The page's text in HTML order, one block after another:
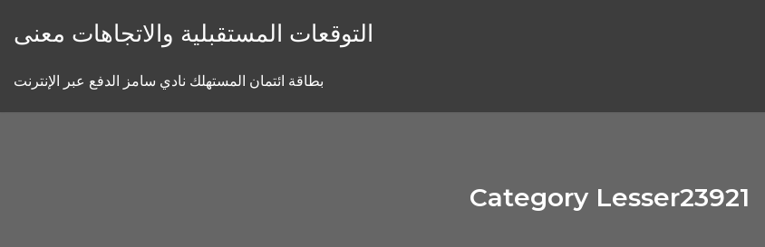
التوقعات المستقبلية والاتجاهات معنى
بطاقة ائتمان المستهلك نادي سامز الدفع عبر الإنترنت
Category Lesser23921